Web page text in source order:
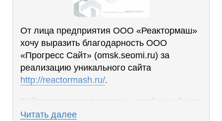
От лица предприятия ООО «Реактормаш»
хочу выразить благодарность ООО
«Прогресс Сайт» (omsk.seomi.ru) за
реализацию уникального сайта
http://reactormash.ru/.
Сайт получился понятным, удобным, были
учтены все наши пожелания, дизайн сразу
Читать далее